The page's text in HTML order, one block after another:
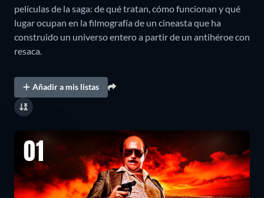
películas de la saga: de qué tratan, cómo funcionan y qué
lugar ocupan en la filmografía de un cineasta que ha
construido un universo entero a partir de un antihéroe con
resaca.
Añadir a mis listas
01